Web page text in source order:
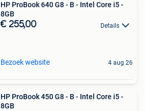
HP ProBook 640 G8 - B - Intel Core i5 -
8GB
€ 255,00 Details
Bezoek website 4 aug 26
HP ProBook 450 G8 - B - Intel Core i5 -
8GB